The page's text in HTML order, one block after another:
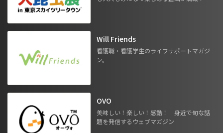
Will Friends
看護職・看護学生のライフサポートマガジ
ン。
OVO
美味しい！楽しい！感動！ 身近で旬な話
題を発信するウェブマガジン